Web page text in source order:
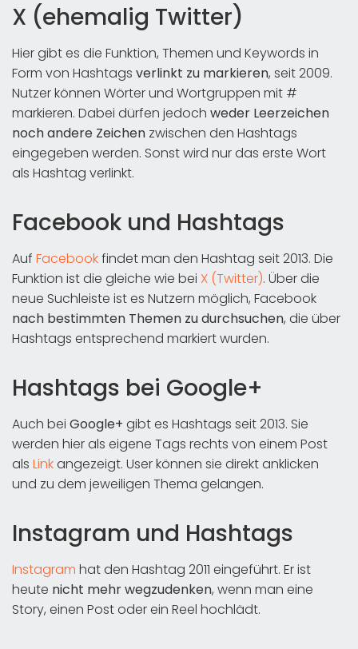
X (ehemalig Twitter)
Hier gibt es die Funktion, Themen und Keywords in
Form von Hashtags verlinkt zu markieren, seit 2009.
Nutzer können Wörter und Wortgruppen mit #
markieren. Dabei dürfen jedoch weder Leerzeichen
noch andere Zeichen zwischen den Hashtags
eingegeben werden. Sonst wird nur das erste Wort
als Hashtag verlinkt.
Facebook und Hashtags
Auf Facebookfindet man den Hashtag seit 2013. Die
Funktion ist die gleiche wie bei X (Twitter). Über die
neue Suchleiste ist es Nutzern möglich, Facebook
nach bestimmten Themen zu durchsuchen, die über
Hashtags entsprechend markiert wurden.
Hashtags bei Google+
Auch bei Google+ gibt es Hashtags seit 2013. Sie
werden hier als eigene Tags rechts von einem Post
als Linkangezeigt. User können sie direkt anklicken
und zu dem jeweiligen Thema gelangen.
Instagram und Hashtags
Instagram hat den Hashtag 2011 eingeführt. Er ist
heute nicht mehr wegzudenken, wenn man eine
Story, einen Post oder ein Reel hochlädt.